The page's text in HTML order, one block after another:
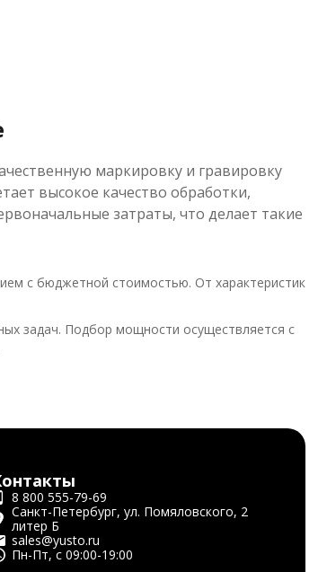
маркировку и гравировку
высокое качество обработки,
затраты, что делает такие
с бюджетной стоимостью. От характеристик
задач. Подбор мощности осуществляется с
8 800 555-79-69
Санкт-Петербург, ул. Помяловского, 2
литер Б
sales@yusto.ru
Пн-Пт, с 09:00-19:00